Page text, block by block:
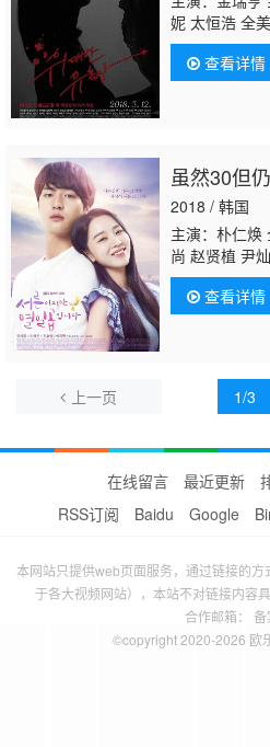
妮 太恒浩 全
玉 成民秀 李
秀 禹棹焕 文
惠先 金旻载
查看详情
虽然30但
2018 / 韩国
主演：朴仁焕
尚 赵贤植 尹
宗 王晳铉 李
钧 朴莳恩文喜
权 李到晛 赵
查看详情
上一页 1/3
在线留言 最近更新
RSS订阅
Baidu Google
本网站只提供web页面服务，通过链接的
于各大视频网站），本站不对链接内容
合作邮箱： 备
©copyright 2020-2026 欧